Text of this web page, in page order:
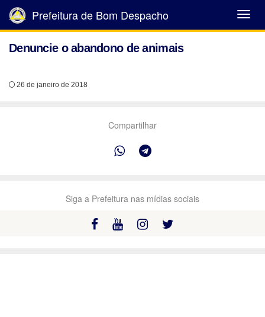
Abrir
Menu
Prefeitura de Bom Despacho
Denuncie o abandono de animais
26 de janeiro de 2018
Compartilhar
Siga a Prefeitura nas mídias sociais